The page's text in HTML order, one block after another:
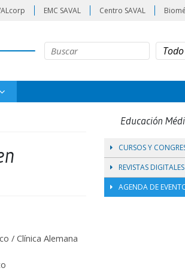
EMC SAVAL Centro SAVAL
/ Clínica Alemana
Educación
CURSOS Y
REVISTAS DIGITALES
AGENDA DE